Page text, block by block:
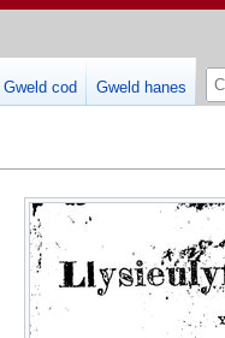
Gweld cod Gweld hanes
C
h
i
o